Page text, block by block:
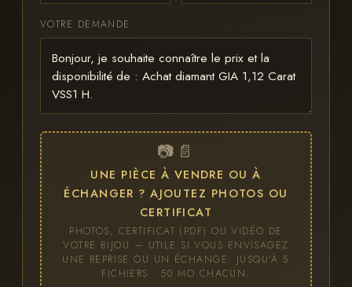
VOTRE DEMANDE
📷 📄
UNE PIÈCE À VENDRE OU À
ÉCHANGER ? AJOUTEZ PHOTOS OU
CERTIFICAT
PHOTOS, CERTIFICAT (PDF) OU VIDÉO DE
VOTRE BIJOU — UTILE SI VOUS ENVISAGEZ
UNE REPRISE OU UN ÉCHANGE. JUSQU'À 5
FICHIERS · 50 MO CHACUN.